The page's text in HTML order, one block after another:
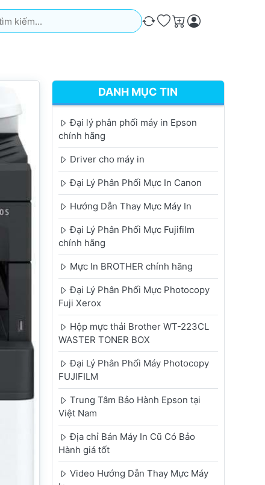
Kết quả sẽ tự động xuất hiện khi bạn nhập. Nhấn phím
So sánh
Ưa thích
Giỏ hàng
DANH MỤC TIN
Đại lý phân phối máy in Epson
chính hãng
Driver cho máy in
Đại Lý Phân Phối Mực In Canon
Hướng Dẫn Thay Mực Máy In
Đại Lý Phân Phối Mực Fujifilm
chính hãng
Mực In BROTHER chính hãng
Đại Lý Phân Phối Mực Photocopy
Fuji Xerox
Hộp mực thải Brother WT-223CL
WASTER TONER BOX
Đại Lý Phân Phối Máy Photocopy
FUJIFILM
Trung Tâm Bảo Hành Epson tại
Việt Nam
Địa chỉ Bán Máy In Cũ Có Bảo
Hành giá tốt
Video Hướng Dẫn Thay Mực Máy